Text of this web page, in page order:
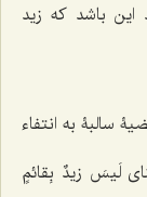
باشد که زید
سالبۀ به انتفاء
لَیسَ زیدٌ بِقائمٍ